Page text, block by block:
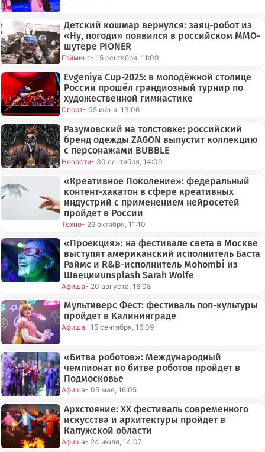
Детский кошмар вернулся: заяц-робот из
«Ну, погоди» появился в российском MMO-
шутере PIONER
Гейминг- 15 сентября, 11:09
Evgeniya Cup-2025: в молодёжной столице
России прошёл грандиозный турнир по
художественной гимнастике
Спорт- 05 июня, 13:06
Разумовский на толстовке: российский
бренд одежды ZAGON выпустит коллекцию
с персонажами BUBBLE
Новости- 30 сентября, 14:09
«Креативное Поколение»: федеральный
контент-хакатон в сфере креативных
индустрий с применением нейросетей
пройдет в России
Техно- 29 октября, 11:10
«Проекция»: на фестивале света в Москве
выступят американский исполнитель Баста
Раймс и R&B-исполнитель Mohombi из
Швецииunsplash Sarah Wolfe
Афиша- 20 августа, 16:08
Мультиверс Фест: фестиваль поп-культуры
пройдет в Калининграде
Афиша- 15 сентября, 16:09
«Битва роботов»: Международный
чемпионат по битве роботов пройдет в
Подмосковье
Афиша- 05 мая, 16:05
Архстояние: XX фестиваль современного
искусства и архитектуры пройдет в
Калужской области
Афиша- 24 июля, 14:07